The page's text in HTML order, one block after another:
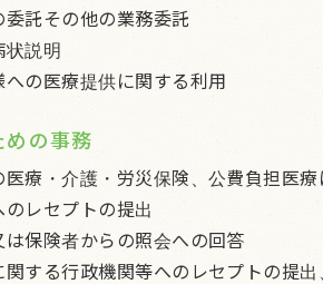
託その他の業務委託
状説明
の医療提供に関する利用
めの事務
医療・介護・労災保険、公費負担医
レセプトの提出
は保険者からの照会への回答
関する行政機関等へのレセプトの提